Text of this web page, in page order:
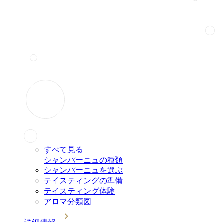
すべて見る
シャンパーニュの種類
シャンパーニュを選ぶ
テイスティングの準備
テイスティング体験
アロマ分類図